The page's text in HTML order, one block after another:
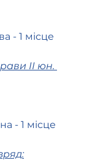
- 1 місце
ІІ юн.
- 1 місце